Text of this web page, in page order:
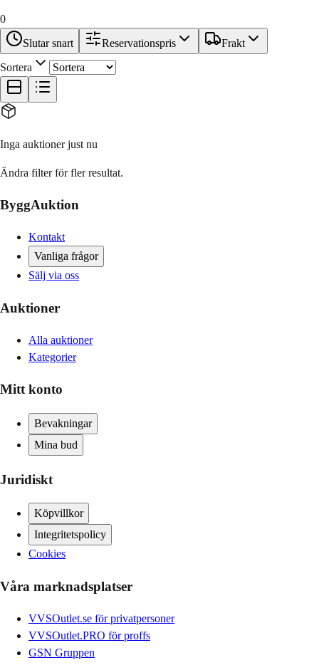
0
Slutar snart
Reservationspris
Frakt
Sortera
Inga auktioner just nu
Ändra filter för fler resultat.
ByggAuktion
Kontakt
Vanliga frågor
Sälj via oss
Auktioner
Alla auktioner
Kategorier
Mitt konto
Bevakningar
Mina bud
Juridiskt
Köpvillkor
Integritetspolicy
Cookies
Våra marknadsplatser
VVSOutlet.se för privatpersoner
VVSOutlet.PRO för proffs
GSN Gruppen